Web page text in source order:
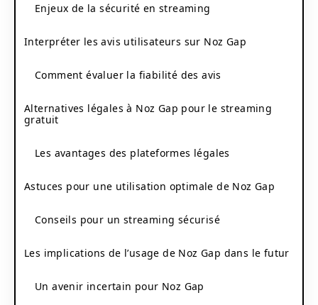
Enjeux de la sécurité en streaming
Interpréter les avis utilisateurs sur Noz Gap
Comment évaluer la fiabilité des avis
Alternatives légales à Noz Gap pour le streaming
gratuit
Les avantages des plateformes légales
Astuces pour une utilisation optimale de Noz Gap
Conseils pour un streaming sécurisé
Les implications de l’usage de Noz Gap dans le futur
Un avenir incertain pour Noz Gap